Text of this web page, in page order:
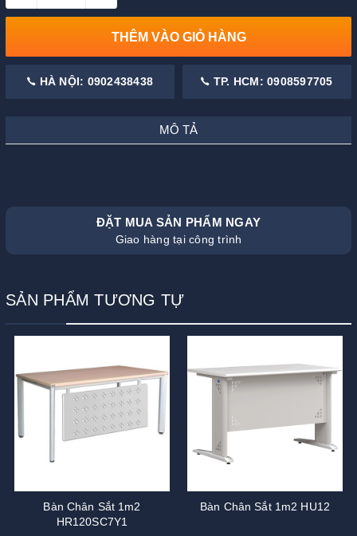
THÊM VÀO GIỎ HÀNG
HÀ NỘI: 0902438438 TP. HCM: 0908597705
MÔ TẢ
ĐẶT MUA SẢN PHẨM NGAY
Giao hàng tại công trình
SẢN PHẨM TƯƠNG TỰ
Bàn Chân Sắt 1m2
HR120SC7Y1
Bàn Chân Sắt 1m2 HU12